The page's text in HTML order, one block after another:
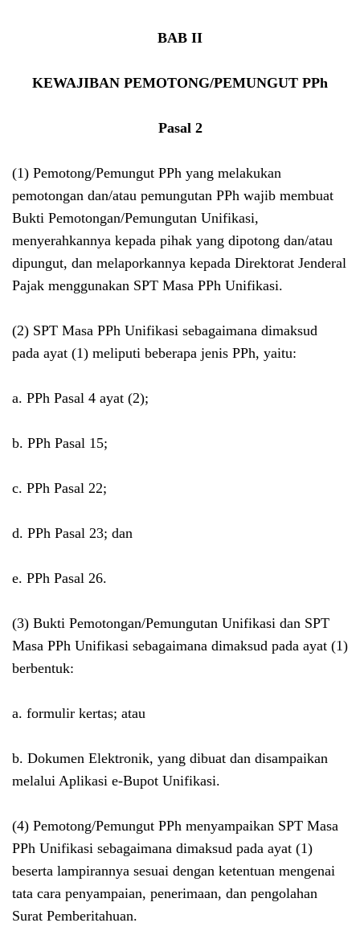
BAB II
KEWAJIBAN PEMOTONG/PEMUNGUT PPh
Pasal 2
(1) Pemotong/Pemungut PPh yang melakukan
pemotongan dan/atau pemungutan PPh wajib membuat
Bukti Pemotongan/Pemungutan Unifikasi,
menyerahkannya kepada pihak yang dipotong dan/atau
dipungut, dan melaporkannya kepada Direktorat Jenderal
Pajak menggunakan SPT Masa PPh Unifikasi.
(2) SPT Masa PPh Unifikasi sebagaimana dimaksud
pada ayat (1) meliputi beberapa jenis PPh, yaitu:
a. PPh Pasal 4 ayat (2);
b. PPh Pasal 15;
c. PPh Pasal 22;
d. PPh Pasal 23; dan
e. PPh Pasal 26.
(3) Bukti Pemotongan/Pemungutan Unifikasi dan SPT
Masa PPh Unifikasi sebagaimana dimaksud pada ayat (1)
berbentuk:
a. formulir kertas; atau
b. Dokumen Elektronik, yang dibuat dan disampaikan
melalui Aplikasi e-Bupot Unifikasi.
(4) Pemotong/Pemungut PPh menyampaikan SPT Masa
PPh Unifikasi sebagaimana dimaksud pada ayat (1)
beserta lampirannya sesuai dengan ketentuan mengenai
tata cara penyampaian, penerimaan, dan pengolahan
Surat Pemberitahuan.